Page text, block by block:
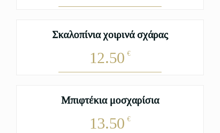
Σκαλοπίνια χοιρινά σχάρας
12.50 €
Μπιφτέκια μοσχαρίσια
13.50 €